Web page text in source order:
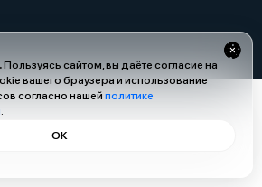
Пользуясь сайтом, вы даёте согласие на
вашего браузера и использование
согласно нашей политике
.
ОК